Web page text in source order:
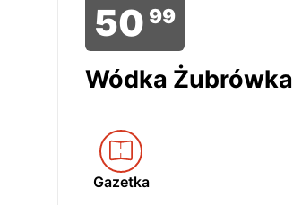
50 99
Wódka Żubrówka
Gazetka